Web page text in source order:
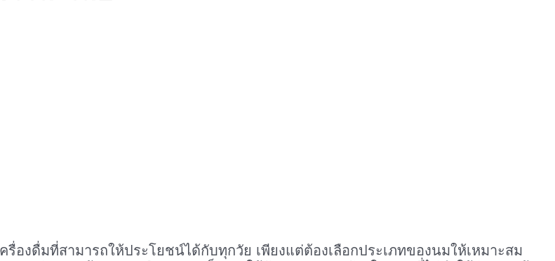
องดื่มที่สามารถให้ประโยชน์ได้กับทุกวัย เพียงแต่ต้องเลือกประเภทของนมให้เหมาะสม